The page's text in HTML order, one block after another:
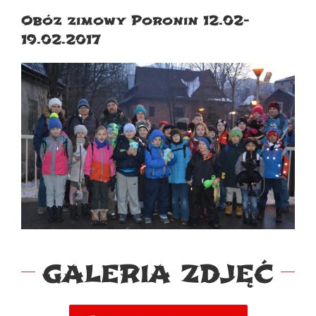
Obóz zimowy Poronin 12.02-
19.02.2017
GALERIA ZDJĘĆ